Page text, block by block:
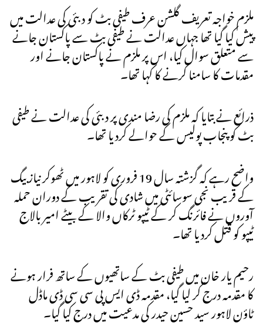
ملزم خواجہ تعریف گلشن عرف طیفی بٹ کو دبئی کی عدالت میں
پیش کیا گیا تھا جہاں عدالت نے طیفی بٹ سے پاکستان جانے
سے متعلق سوال کیا، اس پر ملزم نے پاکستان جانے اور
مقدمات کا سامنا کرنے کا کہا تھا۔
ذرائع نے بتایا کہ ملزم کی رضا مندی پر دبئی کی عدالت نے طیفی
بٹ کو پنجاب پولیس کے حوالے کردیا تھا۔
واضح رہے کہ گزشتہ سال 19 فروری کو لاہور میں ٹھوکر نیاز بیگ
کے قریب نجی سوسائٹی میں شادی کی تقریب کے دوران حملہ
آوروں نے فائرنگ کر کے ٹیپو ٹرکاں والا کے بیٹے امیر بالاج
ٹیپو کو قتل کردیا تھا۔
رحیم یار خان میں طیفی بٹ کے ساتھیوں کے ساتھ فرار ہونے
کا مقدمہ درج کر لیا گیا، مقدمہ ڈی ایس پی سی سی ڈی ماڈل
ٹاؤن لاہور سید حسین حیدر کی مدعیت میں درج کیا گیا۔